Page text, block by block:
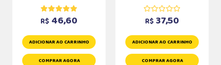
R$ 46,60
ADICIONAR AO CARRINHO
COMPRAR AGORA
R$ 37,50
ADICIONAR AO CARRINHO
COMPRAR AGORA